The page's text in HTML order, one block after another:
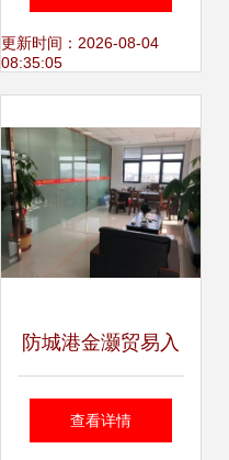
自行车记忆即将落
更新时间：2026-08-04
08:35:05
防城港金灏贸易入
驻口岸联检大楼 五
查看详情